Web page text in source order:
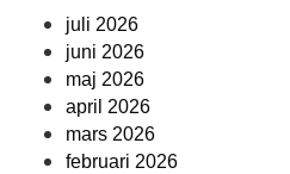
juli 2026
juni 2026
maj 2026
april 2026
mars 2026
februari 2026